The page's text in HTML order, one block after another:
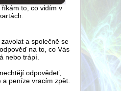
to, co vidím v
a společně se
na to, co Vás
nebo trápí.
odpovědeť,
a peníze vracím zpět.